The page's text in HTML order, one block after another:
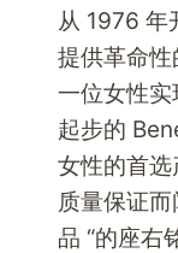
从 1976 年
提供革命
一位女性
起步的
女性的首
质量保证
品 “的座右